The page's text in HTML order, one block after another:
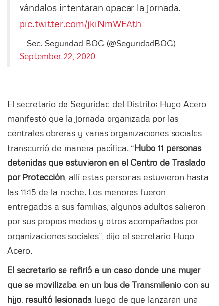
vándalos intentaran opacar la jornada.
pic.twitter.com/jkiNmWFAth
— Sec. Seguridad BOG (@SeguridadBOG)
September 22, 2020
El secretario de Seguridad del Distrito; Hugo Acero
manifestó que la jornada organizada por las
centrales obreras y varias organizaciones sociales
transcurrió de manera pacífica. “Hubo 11 personas
detenidas que estuvieron en el Centro de Traslado
por Protección , allí estas personas estuvieron hasta
las 11:15 de la noche. Los menores fueron
entregados a sus familias, algunos adultos salieron
por sus propios medios y otros acompañados por
organizaciones sociales”, dijo el secretario Hugo
Acero.
El secretario se refirió a un caso donde una mujer
que se movilizaba en un bus de Transmilenio con su
hijo, resultó lesionada luego de que lanzaran una